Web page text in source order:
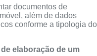
documentos de
além de dados
conforme a tipologia do
elaboração de um